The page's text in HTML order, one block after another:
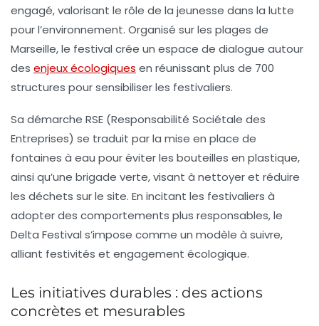
engagé, valorisant le rôle de la jeunesse dans la lutte
pour l’environnement. Organisé sur les plages de
Marseille, le festival crée un espace de dialogue autour
des enjeux écologiques en réunissant plus de 700
structures pour sensibiliser les festivaliers.
Sa démarche RSE (Responsabilité Sociétale des
Entreprises) se traduit par la mise en place de
fontaines à eau pour éviter les bouteilles en plastique,
ainsi qu’une brigade verte, visant à nettoyer et réduire
les déchets sur le site. En incitant les festivaliers à
adopter des comportements plus responsables, le
Delta Festival s’impose comme un modèle à suivre,
alliant festivités et engagement écologique.
Les initiatives durables : des actions
concrètes et mesurables